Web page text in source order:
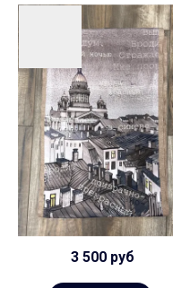
3 500 руб